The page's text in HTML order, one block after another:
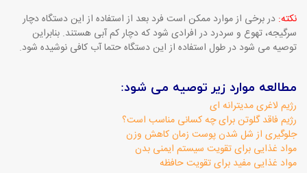
نکته: در برخی از موارد ممکن است فرد بعد از استفاده از این دستگاه دچار
سرگیجه، تهوع و سردرد در افرادی شود که دچار کم آبی هستند. بنابراین
توصیه می شود در طول استفاده از این دستگاه حتما آب کافی نوشیده شود.
مطالعه موارد زیر توصیه می شود:
رژیم لاغری مدیترانه ای
رژیم فاقد گلوتن برای چه کسانی مناسب است؟
جلوگیری از شل شدن پوست زمان کاهش وزن
مواد غذایی برای تقویت سیستم ایمنی بدن
مواد غذایی مفید برای تقویت حافظه